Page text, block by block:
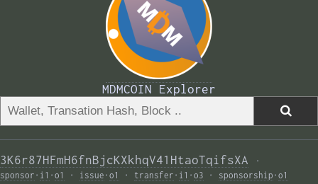
MDMCOIN Explorer
3K6r87HFmH6fnBjcKXkhqV41HtaoTqifsXA
·
sponsor · i1 · o1 · issue · o1 · transfer · i1 · o3 · sponsorship · o1